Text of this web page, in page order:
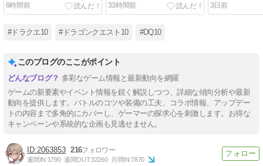
6時間前
33時間前
3日前
#ドラクエ10 #ドラゴンクエスト10 #DQ10
このブログのここがポイント
多彩なゲーム情報と最新動向を網羅
ゲームの新要素やイベント情報を鋭く解説しつつ、詳細な傾向分析や最新
動向を提供します。バトルのコツや装備の工夫、コラボ情報、アップデー
トの内容まで多角的にカバーし、ゲーマーの探求心を刺激します。お得な
キャンペーンや系統的な企画も見逃せません。
2063853 216
週間IN:1790 週間OUT:32260 月間IN:7870